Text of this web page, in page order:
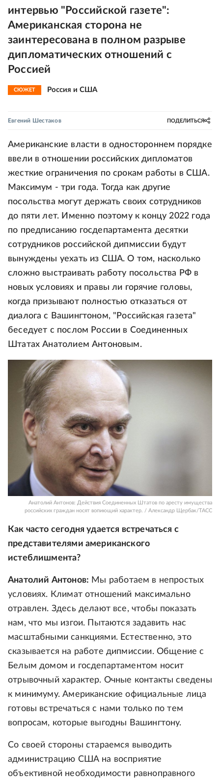
интервью "Российской газете":
Американская сторона не
заинтересована в полном разрыве
дипломатических отношений с
Россией
СЮЖЕТ Россия и США
Евгений Шестаков ПОДЕЛИТЬСЯ
Американские власти в одностороннем порядке
ввели в отношении российских дипломатов
жесткие ограничения по срокам работы в США.
Максимум - три года. Тогда как другие
посольства могут держать своих сотрудников
до пяти лет. Именно поэтому к концу 2022 года
по предписанию госдепартамента десятки
сотрудников российской дипмиссии будут
вынуждены уехать из США. О том, насколько
сложно выстраивать работу посольства РФ в
новых условиях и правы ли горячие головы,
когда призывают полностью отказаться от
диалога с Вашингтоном, "Российская газета"
беседует с послом России в Соединенных
Штатах Анатолием Антоновым.
Анатолий Антонов: Действия Соединенных Штатов по аресту имущества
российских граждан носят вопиющий характер. / Александр Щербак/ТАСС
Как часто сегодня удается встречаться с
представителями американского
истеблишмента?
Анатолий Антонов: Мы работаем в непростых
условиях. Климат отношений максимально
отравлен. Здесь делают все, чтобы показать
нам, что мы изгои. Пытаются задавить нас
масштабными санкциями. Естественно, это
сказывается на работе дипмиссии. Общение с
Белым домом и госдепартаментом носит
отрывочный характер. Очные контакты сведены
к минимуму. Американские официальные лица
готовы встречаться с нами только по тем
вопросам, которые выгодны Вашингтону.
Со своей стороны стараемся выводить
администрацию США на восприятие
объективной необходимости равноправного